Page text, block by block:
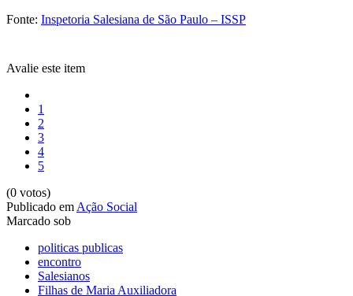
Fonte: Inspetoria Salesiana de São Paulo – ISSP
Avalie este item
1
2
3
4
5
(0 votos)
Publicado em Ação Social
Marcado sob
politicas publicas
encontro
Salesianos
Filhas de Maria Auxiliadora